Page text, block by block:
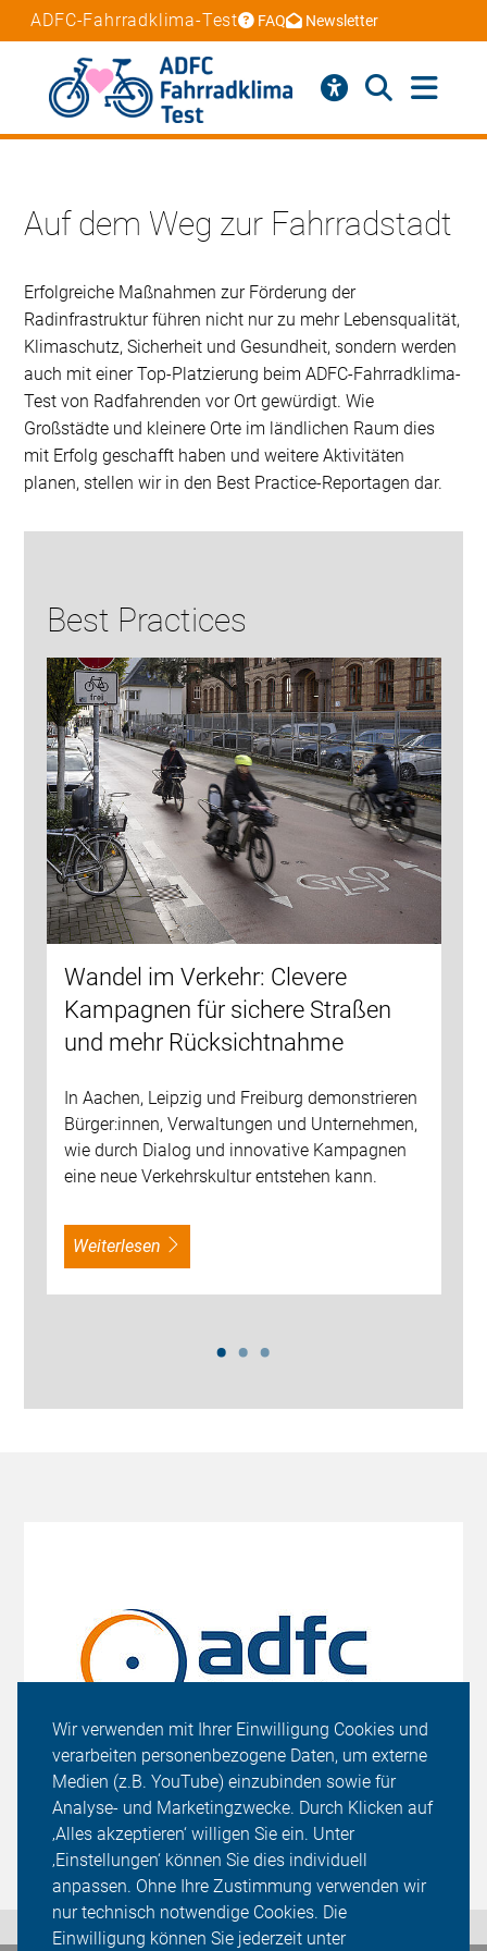
Wir verwenden mit Ihrer Einwilligung Cookies und
verarbeiten personenbezogene Daten, um externe
Medien (z.B. YouTube) einzubinden sowie für
Analyse- und Marketingzwecke. Durch Klicken auf
‚Alles akzeptieren‘ willigen Sie ein. Unter
‚Einstellungen‘ können Sie dies individuell
anpassen. Ohne Ihre Zustimmung verwenden wir
nur technisch notwendige Cookies. Die
Einwilligung können Sie jederzeit unter
ADFC-Fahrradklima-Test FAQ Newsletter
Auf dem Weg zur Fahrradstadt
Erfolgreiche Maßnahmen zur Förderung der
Radinfrastruktur führen nicht nur zu mehr Lebensqualität,
Klimaschutz, Sicherheit und Gesundheit, sondern werden
auch mit einer Top-Platzierung beim ADFC-Fahrradklima-
Test von Radfahrenden vor Ort gewürdigt. Wie
Großstädte und kleinere Orte im ländlichen Raum dies
mit Erfolg geschafft haben und weitere Aktivitäten
planen, stellen wir in den Best Practice-Reportagen dar.
Best Practices
Wandel im Verkehr: Clevere
Kampagnen für sichere Straßen
und mehr Rücksichtnahme
In Aachen, Leipzig und Freiburg demonstrieren
Bürger:innen, Verwaltungen und Unternehmen,
wie durch Dialog und innovative Kampagnen
eine neue Verkehrskultur entstehen kann.
weiterlesen